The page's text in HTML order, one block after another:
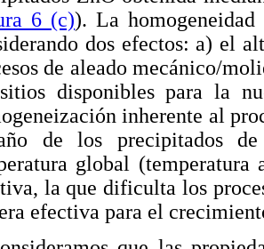
6 (c)). La homogeneidad
dos efectos: a) el
de aleado mecánico/
disponibles para la
inherente al
de los precipitados
global
la que dificulta los
efectiva para el